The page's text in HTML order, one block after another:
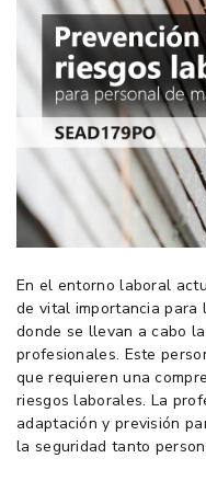
En el entorno laboral
de vital importancia para
donde se llevan a cabo
profesionales. Este
que requieren una
riesgos laborales. La
adaptación y previsión
la seguridad tanto